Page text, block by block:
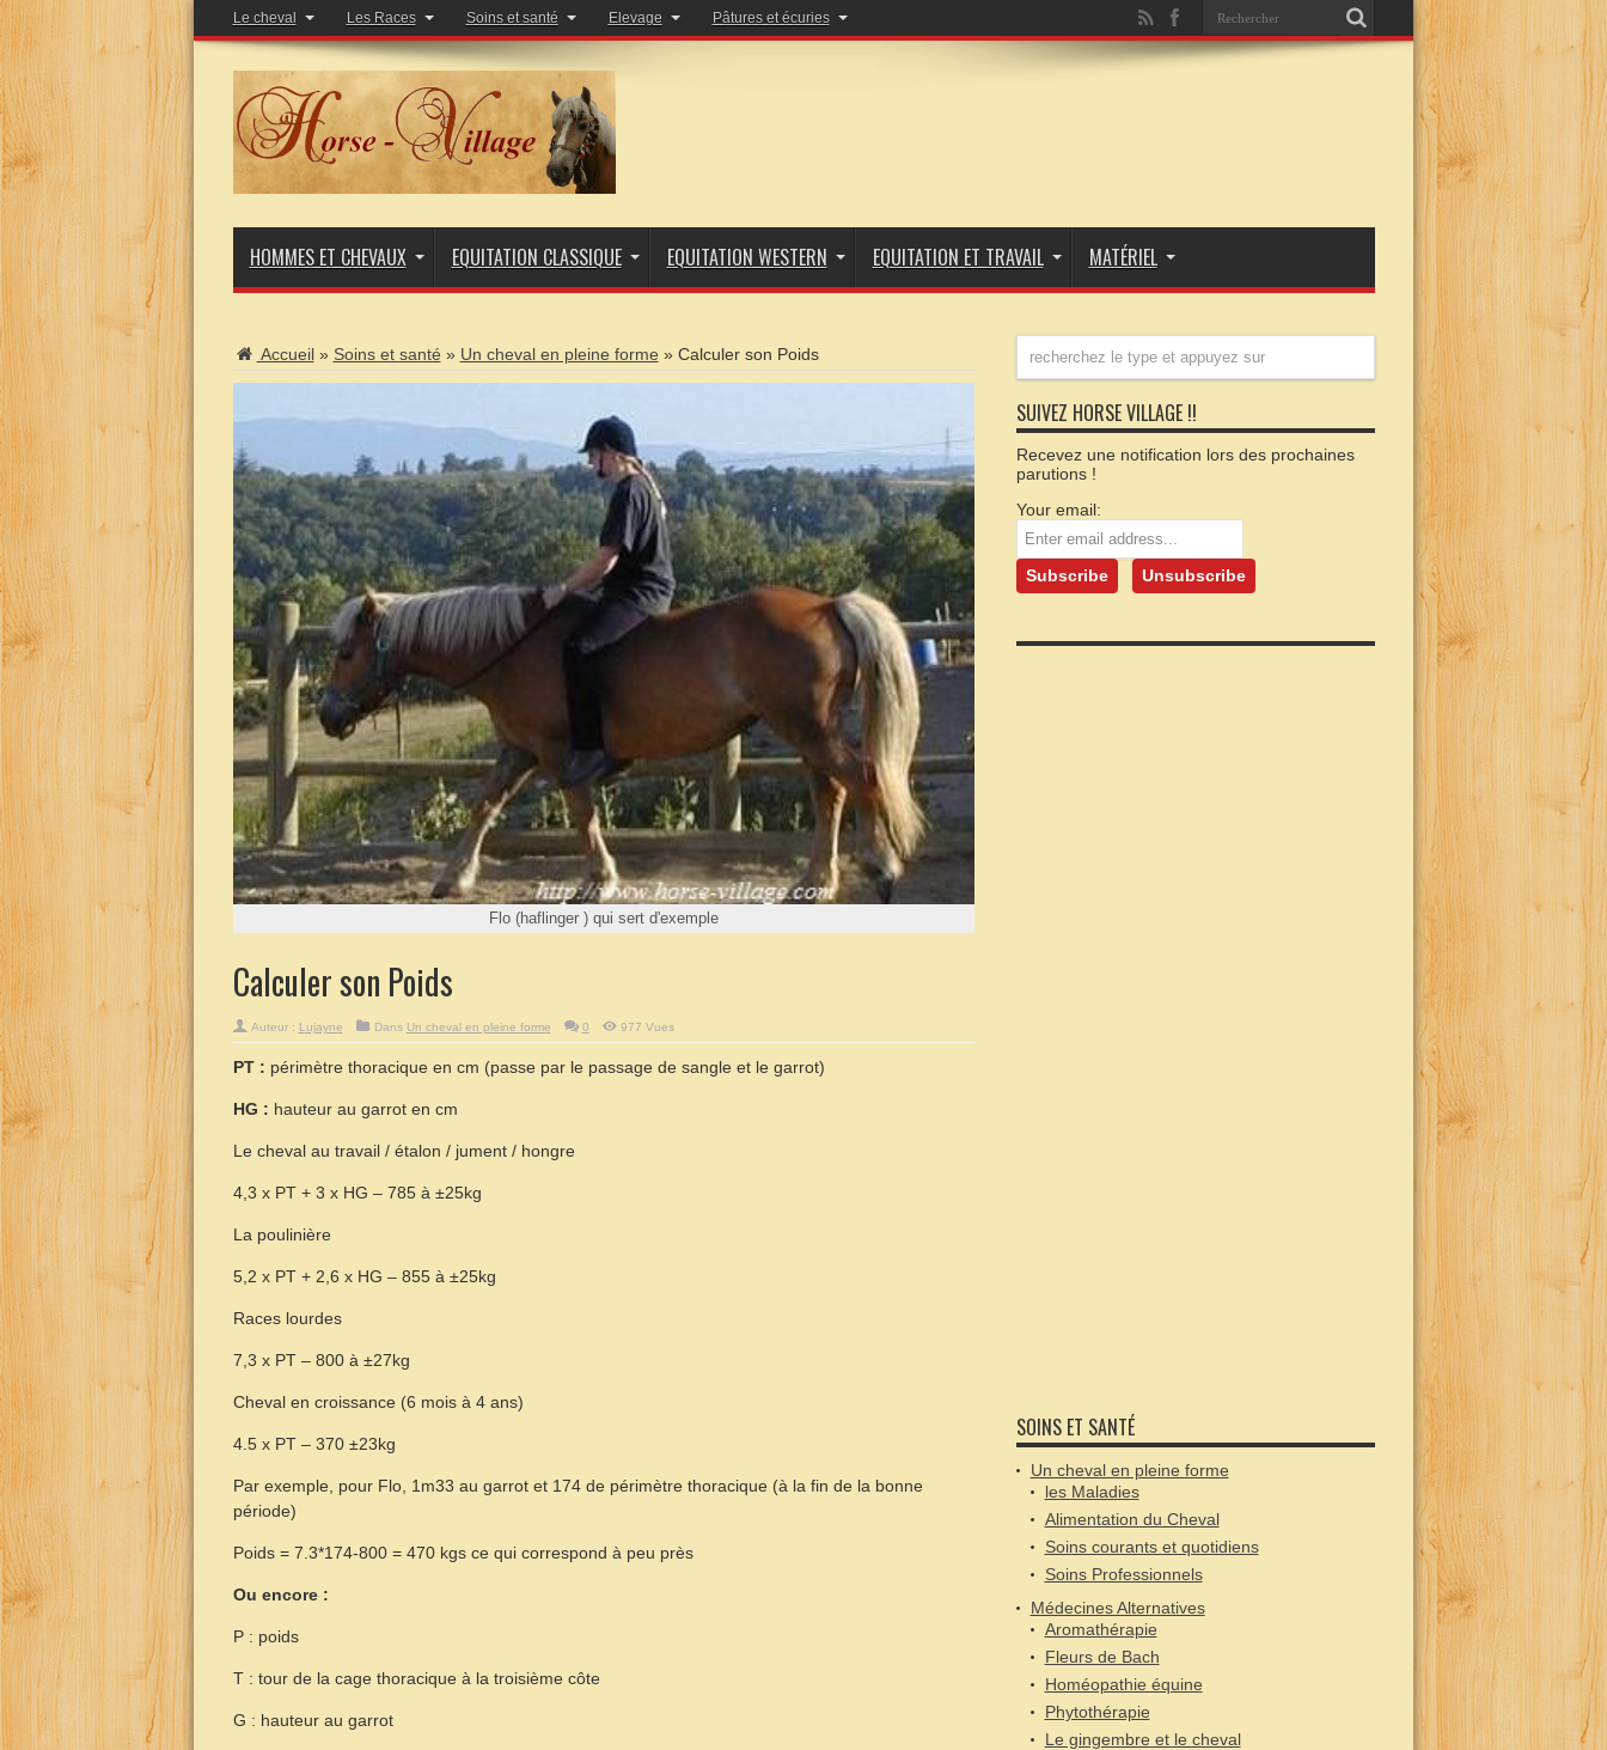
Le cheval Les Races Soins et santé Elevage Pâtures et écuries
HOMMES ET CHEVAUX EQUITATION CLASSIQUE EQUITATION WESTERN EQUITATION ET TRAVAIL MATÉRIEL
Accueil » Soins et santé » Un cheval en pleine forme » Calculer son Poids
Flo (haflinger ) qui sert d'exemple
Calculer son Poids
Auteur : Lujayne Dans Un cheval en pleine forme 0 977 Vues
PT : périmètre thoracique en cm (passe par le passage de sangle et le garrot)
HG : hauteur au garrot en cm
Le cheval au travail / étalon / jument / hongre
4,3 x PT + 3 x HG – 785 à ±25kg
La poulinière
5,2 x PT + 2,6 x HG – 855 à ±25kg
Races lourdes
7,3 x PT – 800 à ±27kg
Cheval en croissance (6 mois à 4 ans)
4.5 x PT – 370 ±23kg
Par exemple, pour Flo, 1m33 au garrot et 174 de périmètre thoracique (à la fin de la bonne
période)
Poids = 7.3*174-800 = 470 kgs ce qui correspond à peu près
Ou encore :
P : poids
T : tour de la cage thoracique à la troisième côte
G : hauteur au garrot
SUIVEZ HORSE VILLAGE !!
Recevez une notification lors des prochaines
parutions !
Your email:
SOINS ET SANTÉ
Un cheval en pleine forme
les Maladies
Alimentation du Cheval
Soins courants et quotidiens
Soins Professionnels
Médecines Alternatives
Aromathérapie
Fleurs de Bach
Homéopathie équine
Phytothérapie
Le gingembre et le cheval